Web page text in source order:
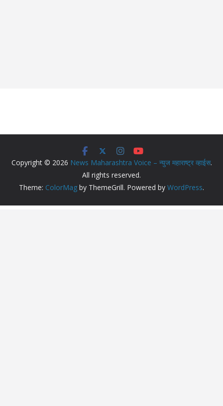
Copyright © 2026 News Maharashtra Voice – न्युज महाराष्ट्र व्हाईस.
All rights reserved.
Theme: ColorMag by ThemeGrill. Powered by WordPress.